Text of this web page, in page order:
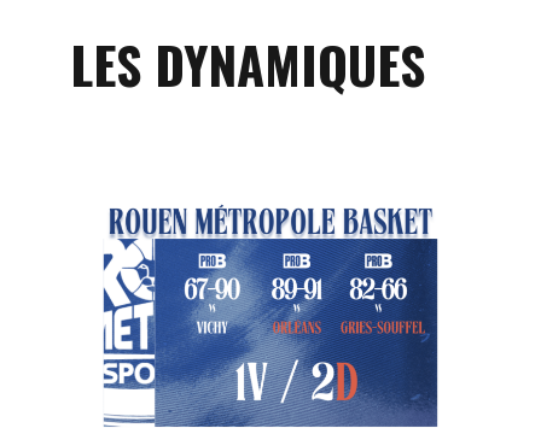
LES DYNAMIQUES